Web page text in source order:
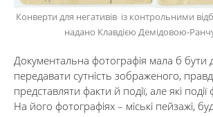
Конверти для негативів із контрольними
надано Клавдією Демідовою-
Документальна фотографія мала б бути
передавати сутність зображеного,
представляти факти й події, але які події
На його фотографіях – міські пейзажі,